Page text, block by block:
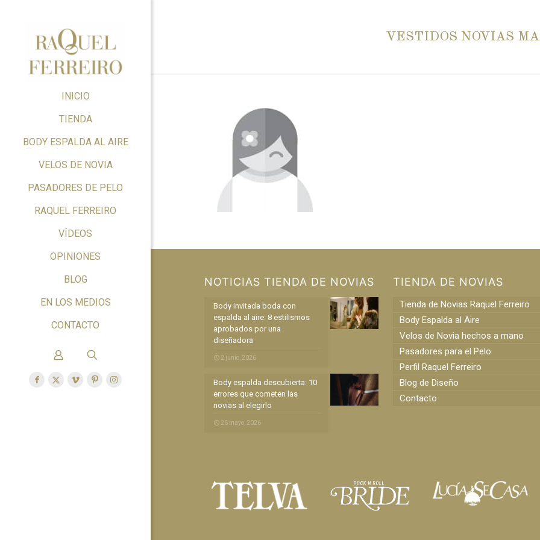
INICIO
TIENDA
BODY ESPALDA AL AIRE
VELOS DE NOVIA
PASADORES DE PELO
RAQUEL FERREIRO
VÍDEOS
OPINIONES
BLOG
EN LOS MEDIOS
CONTACTO
VESTIDOS NOVIAS
NOTICIAS TIENDA DE NOVIAS
Body invitada boda con
espalda al aire: 8 estilismos
aprobados por una
diseñadora
2 junio, 2026
Body espalda descubierta: 10
errores que cometen las
novias al elegirlo
26 mayo, 2026
TIENDA DE NOVIAS
Tienda de Novias Raquel Ferreiro
Body Espalda al Aire
Velos de Novia hechos a mano
Pasadores para el Pelo
Perfil Raquel Ferreiro
Blog de Diseño
Contacto